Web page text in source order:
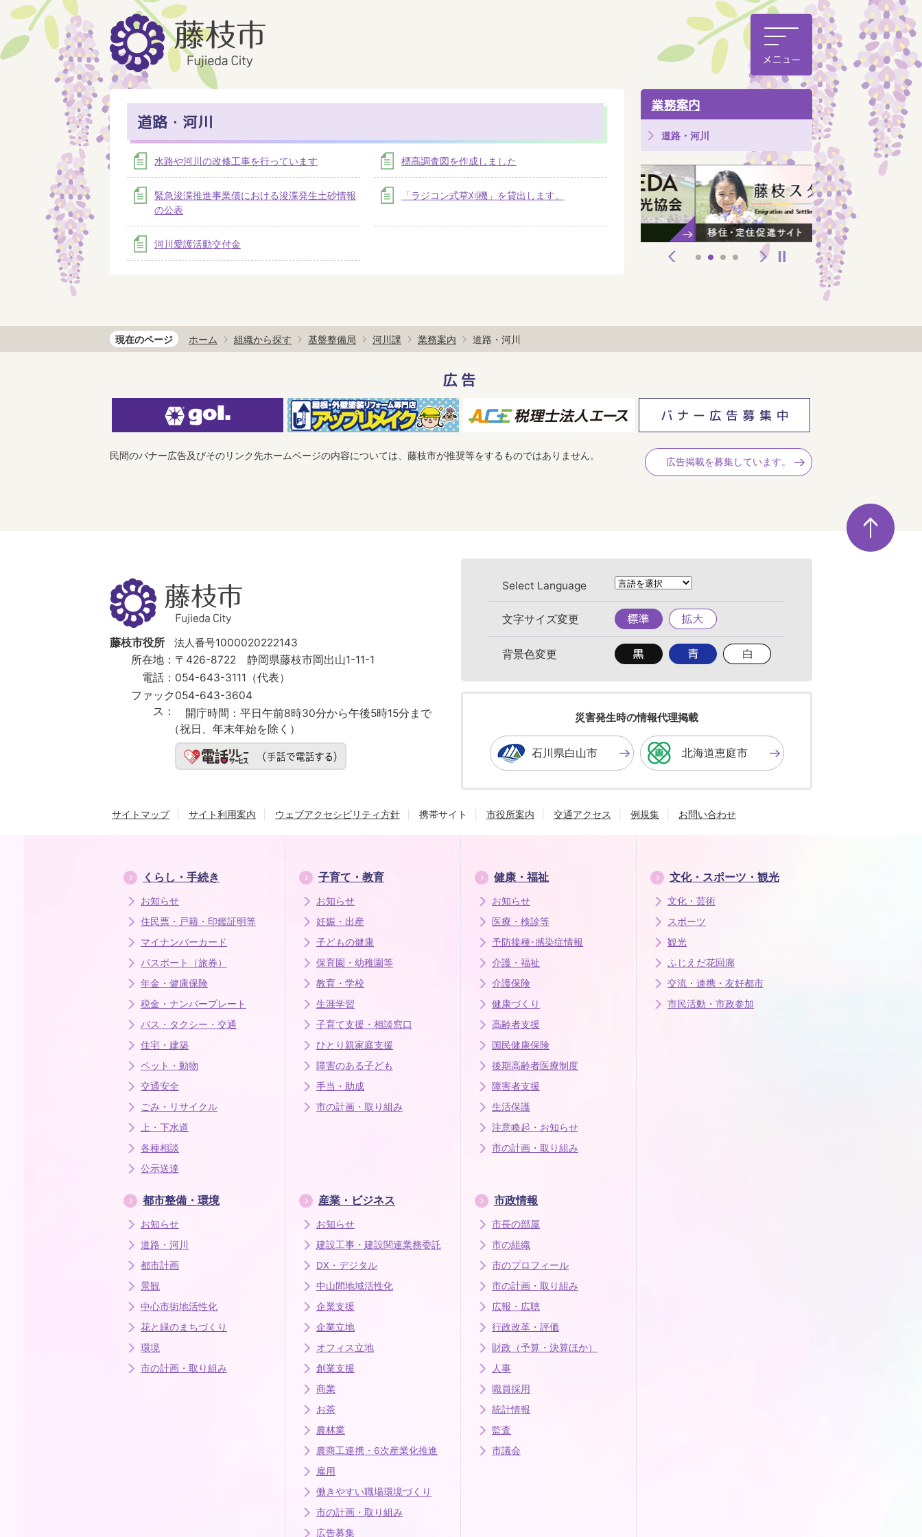
道路・河川
水路や河川の改修工事を行っています 標高調査図を作成しました
緊急浚渫推進事業債における浚渫発生土砂情報
の公表
「ラジコン式草刈機」を貸出します。
河川愛護活動交付金
業務案内
道路・河川
次へ
現在のページ ホーム 組織から探す 基盤整備局 河川課 業務案内 道路・河川
広告
民間のバナー広告及びそのリンク先ホームページの内容については、藤枝市が推奨等をするものではありません。
広告掲載を募集しています。
ペ
ー
ジ
の
藤
枝
市
Fujieda
City
藤枝市役所
法人番号1000020222143
所在地： 〒426-8722 静岡県藤枝市岡出山1-11-1
電話： 054-643-3111（代表）
ファック
ス：
054-643-3604
開庁時間： 平日午前8時30分から午後5時15分まで
（祝日、年末年始を除く）
Select Language
文字サイズ変更
標
準
拡
大
背景色変更
背
景
色
す
る
背
景
色
る
背
景
る
災害発生時の情報代理掲載
石川県白山市 北海道恵庭市
サイトマップ サイト利用案内 ウェブアクセシビリティ方針 携帯サイト 市役所案内 交通アクセス 例規集 お問い合わせ
くらし・手続き
お知らせ
住民票・戸籍・印鑑証明等
マイナンバーカード
パスポート（旅券）
年金・健康保険
税金・ナンバープレート
バス・タクシー・交通
住宅・建築
ペット・動物
交通安全
ごみ・リサイクル
上・下水道
各種相談
公示送達
子育て・教育
お知らせ
妊娠・出産
子どもの健康
保育園・幼稚園等
教育・学校
生涯学習
子育て支援・相談窓口
ひとり親家庭支援
障害のある子ども
手当・助成
市の計画・取り組み
健康・福祉
お知らせ
医療・検診等
予防接種･感染症情報
介護・福祉
介護保険
健康づくり
高齢者支援
国民健康保険
後期高齢者医療制度
障害者支援
生活保護
注意喚起・お知らせ
市の計画・取り組み
文化・スポーツ・観光
文化・芸術
スポーツ
観光
ふじえだ花回廊
交流・連携・友好都市
市民活動・市政参加
都市整備・環境
お知らせ
道路・河川
都市計画
景観
中心市街地活性化
花と緑のまちづくり
環境
市の計画・取り組み
産業・ビジネス
お知らせ
建設工事・建設関連業務委託
DX・デジタル
中山間地域活性化
企業支援
企業立地
オフィス立地
創業支援
商業
お茶
農林業
農商工連携・6次産業化推進
雇用
働きやすい職場環境づくり
市の計画・取り組み
広告募集
市政情報
市長の部屋
市の組織
市のプロフィール
市の計画・取り組み
広報・広聴
行政改革・評価
財政（予算・決算ほか）
人事
職員採用
統計情報
監査
市議会